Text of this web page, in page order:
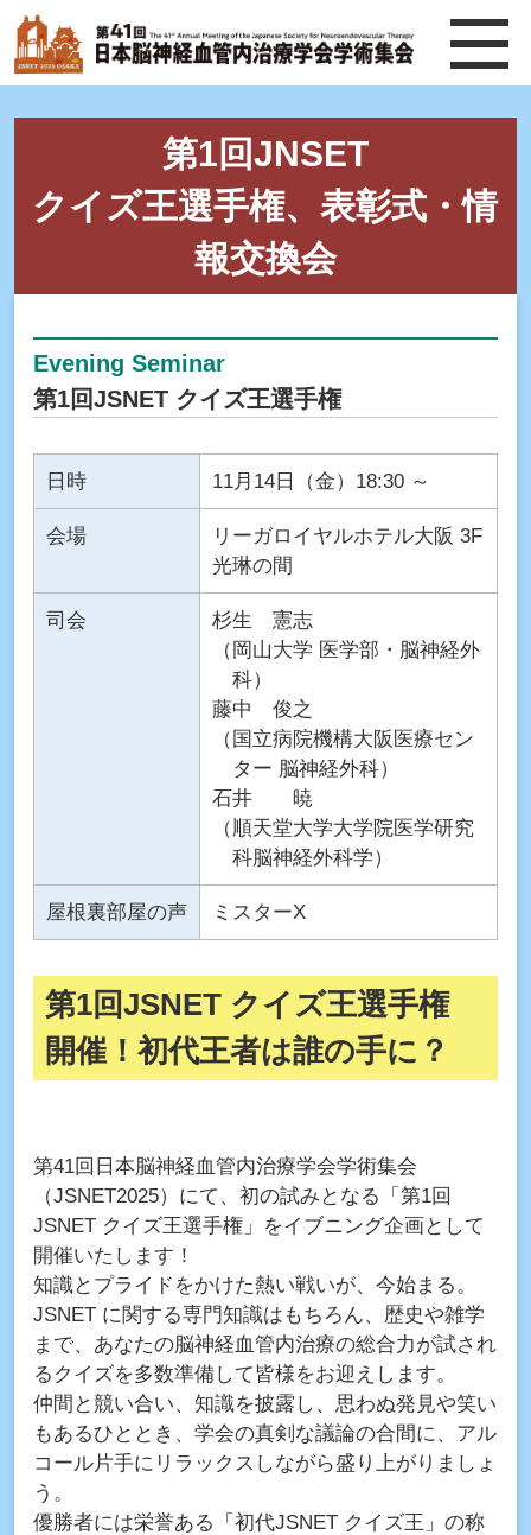
第1回JNSET
クイズ王選手権、表彰式・情
報交換会
Evening Seminar
第1回JSNET クイズ王選手権
日時 11月14日（金）18:30 ～
会場
リーガロイヤルホテル大阪 3F
光琳の間
司会
杉生 憲志
（岡山大学 医学部・脳神経外
科）
藤中 俊之
（国立病院機構大阪医療セン
ター 脳神経外科）
石井 暁
（順天堂大学大学院医学研究
科脳神経外科学）
屋根裏部屋の声 ミスターX
第1回JSNET クイズ王選手権
開催！初代王者は誰の手に？
第41回日本脳神経血管内治療学会学術集会
（JSNET2025）にて、初の試みとなる「第1回
JSNET クイズ王選手権」をイブニング企画として
開催いたします！
知識とプライドをかけた熱い戦いが、今始まる。
JSNET に関する専門知識はもちろん、歴史や雑学
まで、あなたの脳神経血管内治療の総合力が試され
るクイズを多数準備して皆様をお迎えします。
仲間と競い合い、知識を披露し、思わぬ発見や笑い
もあるひととき、学会の真剣な議論の合間に、アル
コール片手にリラックスしながら盛り上がりましょ
う。
優勝者には栄誉ある「初代JSNET クイズ王」の称